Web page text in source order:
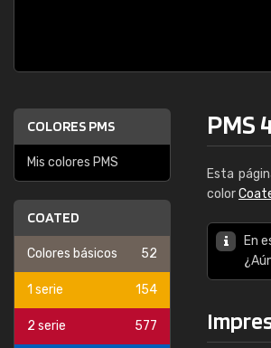
COLORES PMS
Mis colores PMS
COATED
Colores básicos 52
1 serie 154
2 serie 577
PMS
Esta
color
En